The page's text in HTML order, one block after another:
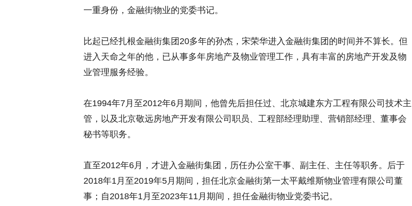
一重身份，金融街物业的党委书记。
比起已经扎根金融街集团20多年的孙杰，宋荣华进入金融街集团的时间并不算长。但
进入天命之年的他，已从事多年房地产及物业管理工作，具有丰富的房地产开发及物
业管理服务经验。
在1994年7月至2012年6月期间，他曾先后担任过、北京城建东方工程有限公司技术主
管，以及北京敬远房地产开发有限公司职员、工程部经理助理、营销部经理、董事会
秘书等职务。
直至2012年6月，才进入金融街集团，历任办公室干事、副主任、主任等职务。后于
2018年1月至2019年5月期间，担任北京金融街第一太平戴维斯物业管理有限公司董
事；自2018年1月至2023年11月期间，担任金融街物业党委书记。